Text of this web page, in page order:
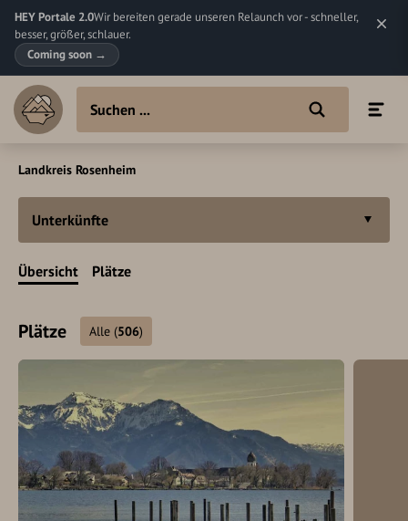
HEY Portale 2.0Wir bereiten gerade unseren Relaunch vor - schneller,
besser, größer, schlauer.
Coming soon →
Landkreis Rosenheim
Unterkünfte
Übersicht Plätze
Plätze Alle (506)